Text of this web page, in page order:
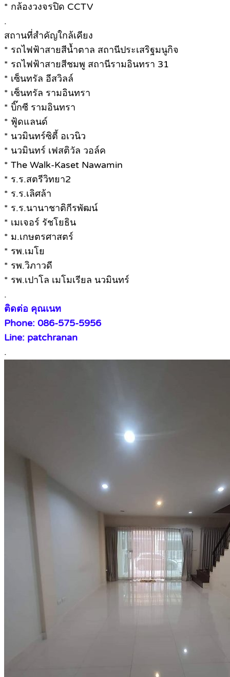
* กล้องวงจรปิด CCTV
.
สถานที่สำคัญใกล้เคียง
* รถไฟฟ้าสายสีน้ำตาล สถานีประเสริฐมนูกิจ
* รถไฟฟ้าสายสีชมพู สถานีรามอินทรา 31
* เซ็นทรัล อีสวิลล์
* เซ็นทรัล รามอินทรา
* บิ๊กซี รามอินทรา
* ฟู้ดแลนด์
* นวมินทร์ซิตี้ อเวนิว
* นวมินทร์ เฟสติวัล วอล์ค
* The Walk-Kaset Nawamin
* ร.ร.สตรีวิทยา2
* ร.ร.เลิศล้า
* ร.ร.นานาชาติกีรพัฒน์
* เมเจอร์ รัชโยธิน
* ม.เกษตรศาสตร์
* รพ.เมโย
* รพ.วิภาวดี
* รพ.เปาโล เมโมเรียล นวมินทร์
.
ติดต่อ คุณเนท
Phone: 086-575-5956
Line: patchranan
.